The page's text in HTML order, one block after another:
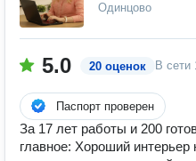
Одинцово
5.0 20 оценок В сети
Паспорт проверен
За 17 лет работы и 200
главное: Хороший интерьер